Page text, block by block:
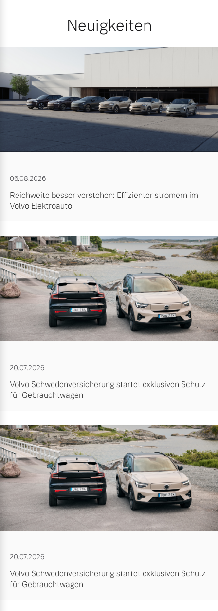
Neuigkeiten
06.08.2026
Reichweite besser verstehen: Effizienter stromern im
Volvo Elektroauto
20.07.2026
Volvo Schwedenversicherung startet exklusiven Schutz
für Gebrauchtwagen
20.07.2026
Volvo Schwedenversicherung startet exklusiven Schutz
für Gebrauchtwagen